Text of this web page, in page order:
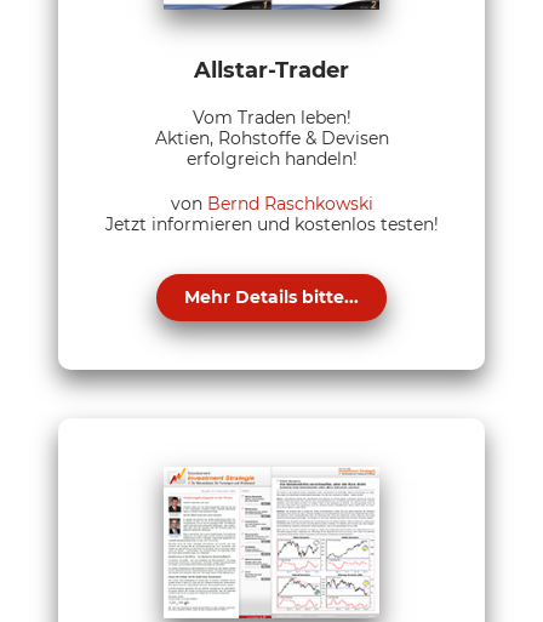
Allstar-Trader
Vom Traden leben!
Aktien, Rohstoffe & Devisen
erfolgreich handeln!
von Bernd Raschkowski
Jetzt informieren und kostenlos testen!
Mehr Details bitte...